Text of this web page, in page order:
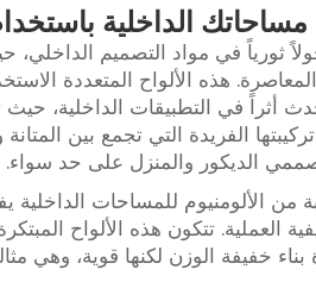
الداخلية
ثورياً في مواد التصميم الداخلي،
هذه الألواح المتعددة
أثراً في التطبيقات الداخلية، حيث
الفريدة التي تجمع بين
الديكور والمنزل على حد سواء.
من الألومنيوم للمساحات الداخلية
العملية. تتكون هذه الألواح
خفيفة الوزن لكنها قوية، وهي